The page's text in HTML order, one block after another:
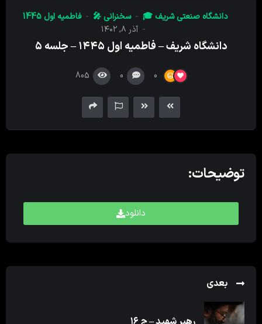
دانشگاه صنعتی شریف 🎓 سخنرانی 🎤
فاطمیه اول 1445
آذر ۸, ۱۴۰۲
دانشگاه شریف – فاطمیه اول ۱۴۴۵ – جلسه ۵
0
0
805
توضیحات:
دانلود
بعدی